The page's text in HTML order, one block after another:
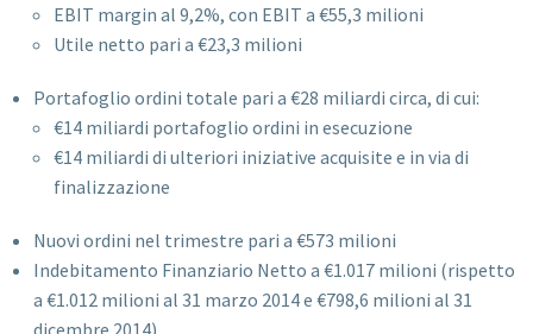
EBIT margin al 9,2%, con EBIT a €55,3 milioni
Utile netto pari a €23,3 milioni
Portafoglio ordini totale pari a €28 miliardi circa, di cui:
€14 miliardi portafoglio ordini in esecuzione
€14 miliardi di ulteriori iniziative acquisite e in via di
finalizzazione
Nuovi ordini nel trimestre pari a €573 milioni
Indebitamento Finanziario Netto a €1.017 milioni (rispetto
a €1.012 milioni al 31 marzo 2014 e €798,6 milioni al 31
dicembre 2014)